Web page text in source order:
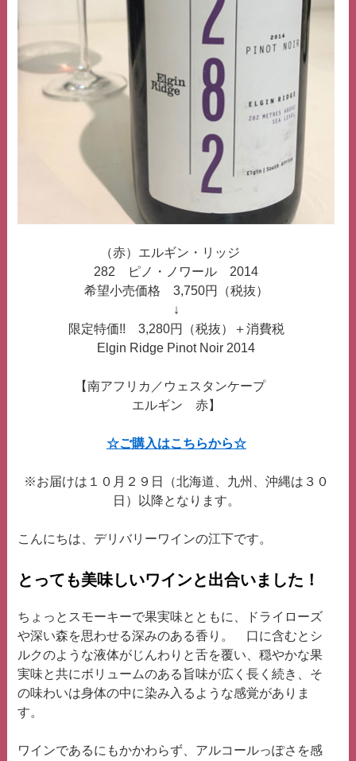
（赤）エルギン・リッジ
282 ピノ・ノワール 2014
希望小売価格 3,750円（税抜）
↓
限定特価!! 3,280円（税抜）＋消費税
Elgin Ridge Pinot Noir 2014
【南アフリカ／ウェスタンケープ
エルギン 赤】
☆ご購入はこちらから☆
※お届けは１０月２９日（北海道、九州、沖縄は３０
日）以降となります。
こんにちは、デリバリーワインの江下です。
とっても美味しいワインと出合いました！
ちょっとスモーキーで果実味とともに、ドライローズ
や深い森を思わせる深みのある香り。 口に含むとシ
ルクのような液体がじんわりと舌を覆い、穏やかな果
実味と共にボリュームのある旨味が広く長く続き、そ
の味わいは身体の中に染み入るような感覚がありま
す。
ワインであるにもかかわらず、アルコールっぽさを感